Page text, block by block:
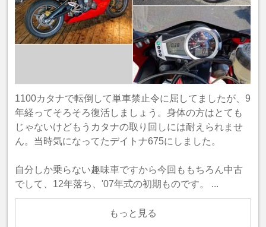
1100カタナで転倒して単車禁止令に屈してましたが、9
年経ってそろそろ復活しましょう。身体の方はとても
じゃないけどもうカタナの取り回しには耐えられませ
ん。当時気になってたデイトナ675にしました。
自分しか乗らない趣味車ですから今回ももちろん中古
でして、12年落ち、'07年式の初期ものです。 ...
もっと見る